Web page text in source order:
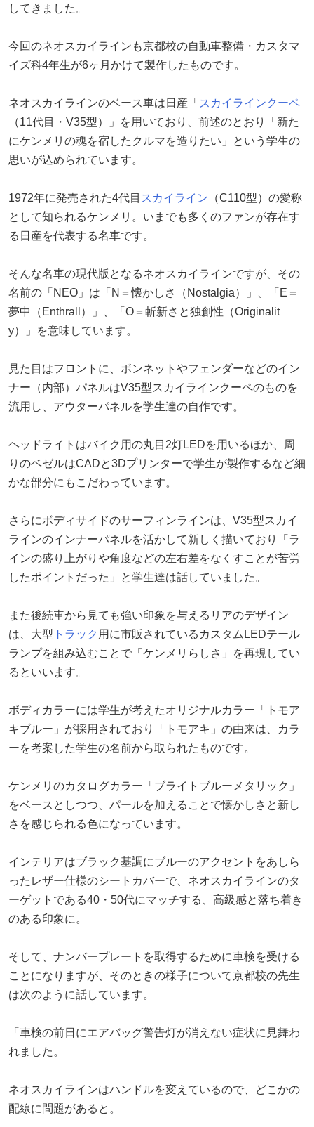
してきました。
今回のネオスカイラインも京都校の自動車整備・カスタマ
イズ科4年生が6ヶ月かけて製作したものです。
ネオスカイラインのベース車は日産「 スカイラインクーペ
（11代目・V35型）」を用いており、前述のとおり「新た
にケンメリの魂を宿したクルマを造りたい」という学生の
思いが込められています。
1972年に発売された4代目 スカイライン （C110型）の愛称
として知られるケンメリ。いまでも多くのファンが存在す
る日産を代表する名車です。
そんな名車の現代版となるネオスカイラインですが、その
名前の「NEO」は「N＝懐かしさ（Nostalgia）」、「E＝
夢中（Enthrall）」、「O＝斬新さと独創性（Originalit
y）」を意味しています。
見た目はフロントに、ボンネットやフェンダーなどのイン
ナー（内部）パネルはV35型スカイラインクーペのものを
流用し、アウターパネルを学生達の自作です。
ヘッドライトはバイク用の丸目2灯LEDを用いるほか、周
りのベゼルはCADと3Dプリンターで学生が製作するなど細
かな部分にもこだわっています。
さらにボディサイドのサーフィンラインは、V35型スカイ
ラインのインナーパネルを活かして新しく描いており「ラ
インの盛り上がりや角度などの左右差をなくすことが苦労
したポイントだった」と学生達は話していました。
また後続車から見ても強い印象を与えるリアのデザイン
は、大型 トラック 用に市販されているカスタムLEDテール
ランプを組み込むことで「ケンメリらしさ」を再現してい
るといいます。
ボディカラーには学生が考えたオリジナルカラー「トモア
キブルー」が採用されており「トモアキ」の由来は、カラ
ーを考案した学生の名前から取られたものです。
ケンメリのカタログカラー「ブライトブルーメタリック」
をベースとしつつ、パールを加えることで懐かしさと新し
さを感じられる色になっています。
インテリアはブラック基調にブルーのアクセントをあしら
ったレザー仕様のシートカバーで、ネオスカイラインのタ
ーゲットである40・50代にマッチする、高級感と落ち着き
のある印象に。
そして、ナンバープレートを取得するために車検を受ける
ことになりますが、そのときの様子について京都校の先生
は次のように話しています。
「車検の前日にエアバッグ警告灯が消えない症状に見舞わ
れました。
ネオスカイラインはハンドルを変えているので、どこかの
配線に問題があると。